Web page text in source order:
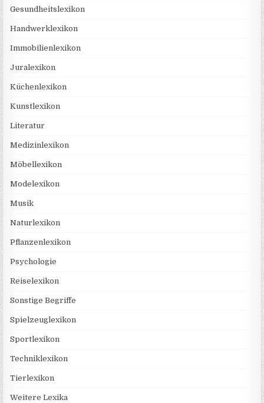
Gesundheitslexikon
Handwerklexikon
Immobilienlexikon
Juralexikon
Küchenlexikon
Kunstlexikon
Literatur
Medizinlexikon
Möbellexikon
Modelexikon
Musik
Naturlexikon
Pflanzenlexikon
Psychologie
Reiselexikon
Sonstige Begriffe
Spielzeuglexikon
Sportlexikon
Techniklexikon
Tierlexikon
Weitere Lexika